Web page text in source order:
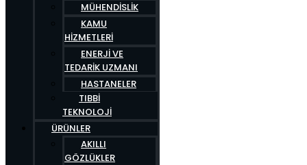
MÜHENDISLIK
KAMU
HIZMETLERI
ENERJI VE
TEDARIK UZMANI
HASTANELER
TIBBI
TEKNOLOJI
ÜRÜNLER
AKILLI
GÖZLÜKLER